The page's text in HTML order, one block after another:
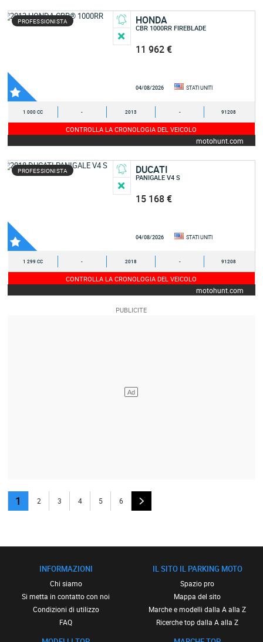
PROFESSIONISTA HONDA
CBR 1000RR FIREBLADE
11 962 €
04/08/2026 STATI UNITI
1 000 CC - 2013 - 91208
CONTROLLA LA CRONOLOGIA DEL VEICOLO
motohunt.com
PROFESSIONISTA DUCATI
PANIGALE V4 S
15 168 €
04/08/2026 STATI UNITI
1 299 CC - 2018 - 91208
CONTROLLA LA CRONOLOGIA DEL VEICOLO
motohunt.com
1 2 3 4 5 6
INFORMAZIONI
Chi siamo
Si metta in contatto con noi
Condizioni di utilizzo
FAQ
IL SITO IL PARKING MOTO
Spazio pro
Mappa del sito
Marche e modelli dalla A alla Z
Ricerche top dalla A alla Z